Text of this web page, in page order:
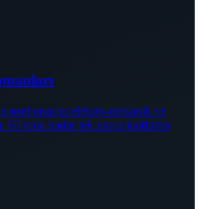
özel tasarım elektro-mekanik ve
60 tona kadar tek parça kaldırma